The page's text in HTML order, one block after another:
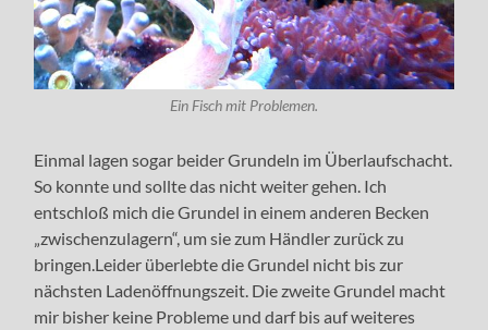
Ein Fisch mit Problemen.
Einmal lagen sogar beider Grundeln im Überlaufschacht.
So konnte und sollte das nicht weiter gehen. Ich
entschloß mich die Grundel in einem anderen Becken
„zwischenzulagern“, um sie zum Händler zurück zu
bringen.Leider überlebte die Grundel nicht bis zur
nächsten Ladenöffnungszeit. Die zweite Grundel macht
mir bisher keine Probleme und darf bis auf weiteres